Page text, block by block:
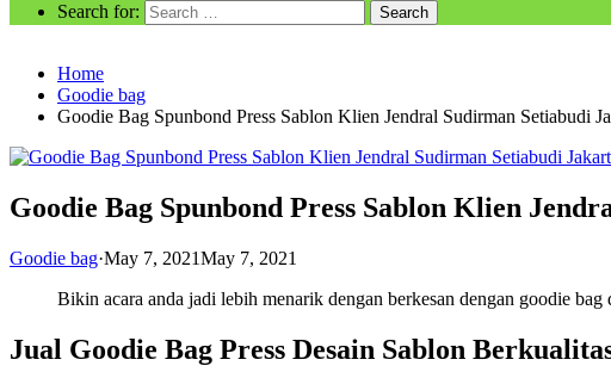
Search for:
Home
Goodie bag
Goodie Bag Spunbond Press Sablon Klien Jendral Sudirman Setiabudi
Goodie Bag Spunbond Press Sablon Klien
Goodie bag·May 7, 2021May 7, 2021
Bikin acara anda jadi lebih menarik dengan berkesan dengan goodie bag
Jual Goodie Bag Press Desain Sablon